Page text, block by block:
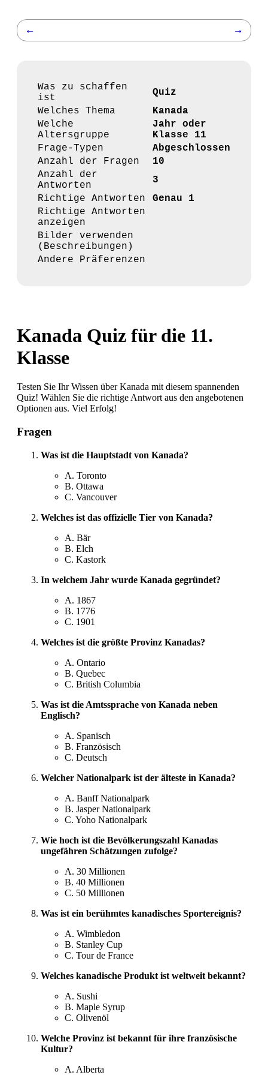
← →
Was zu schaffen
ist
Quiz
Welches Thema
Kanada
Welche
Altersgruppe
Jahr oder
Klasse 11
Frage-Typen
Abgeschlossen
Anzahl der Fragen
10
Anzahl der
Antworten
3
Richtige Antworten
Genau 1
Richtige Antworten
anzeigen
Bilder verwenden
(Beschreibungen)
Andere Präferenzen
Kanada Quiz für die 11.
Klasse
Testen Sie Ihr Wissen über Kanada mit diesem spannenden
Quiz! Wählen Sie die richtige Antwort aus den angebotenen
Optionen aus. Viel Erfolg!
Fragen
Was ist die Hauptstadt von Kanada?
A. Toronto
B. Ottawa
C. Vancouver
Welches ist das offizielle Tier von Kanada?
A. Bär
B. Elch
C. Kastork
In welchem Jahr wurde Kanada gegründet?
A. 1867
B. 1776
C. 1901
Welches ist die größte Provinz Kanadas?
A. Ontario
B. Quebec
C. British Columbia
Was ist die Amtssprache von Kanada neben
Englisch?
A. Spanisch
B. Französisch
C. Deutsch
Welcher Nationalpark ist der älteste in Kanada?
A. Banff Nationalpark
B. Jasper Nationalpark
C. Yoho Nationalpark
Wie hoch ist die Bevölkerungszahl Kanadas
ungefähren Schätzungen zufolge?
A. 30 Millionen
B. 40 Millionen
C. 50 Millionen
Was ist ein berühmtes kanadisches Sportereignis?
A. Wimbledon
B. Stanley Cup
C. Tour de France
Welches kanadische Produkt ist weltweit bekannt?
A. Sushi
B. Maple Syrup
C. Olivenöl
Welche Provinz ist bekannt für ihre französische
Kultur?
A. Alberta